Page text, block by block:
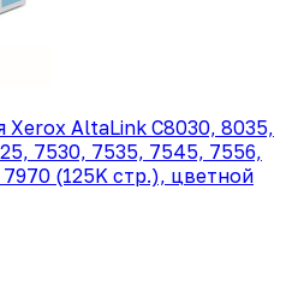
Xerox AltaLink C8030, 8035,
7530, 7535, 7545, 7556,
(125K стр.), цветной